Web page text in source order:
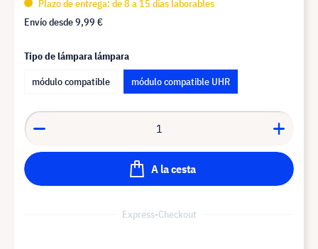
Plazo de entrega: de 8 a 15 días laborables
Envío desde9,99 €
Tipo de lámpara lámpara
módulo compatible
módulo compatible UHR
A la cesta
Express-Checkout